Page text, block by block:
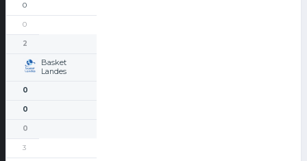
0
0
2
Basket
Landes
0
0
0
3